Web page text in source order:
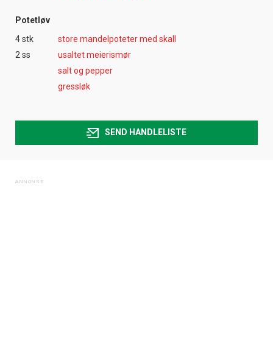
Potetløv
4 stk
store mandelpoteter med skall
2 ss
usaltet meierismør
salt og pepper
gressløk
SEND HANDLELISTE